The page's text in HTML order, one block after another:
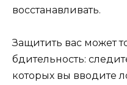
восстанавливать.
Защитить вас может
бдительность:
которых вы вводите